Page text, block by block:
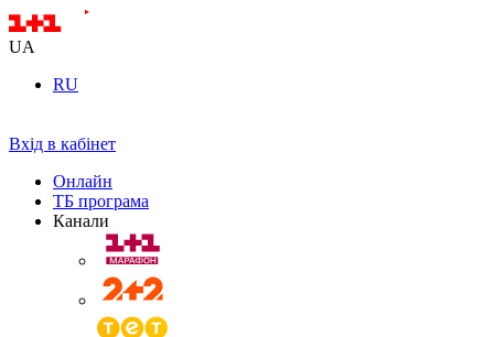
UA
RU
Вхід в кабінет
Онлайн
ТБ програма
Канали